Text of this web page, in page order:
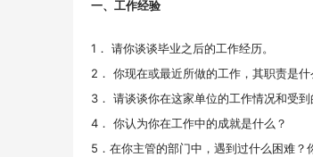
一、工作经验
1． 请你谈谈毕业之后的工作经历。
2． 你现在或最近所做的工作，其职责是
3． 请谈谈你在这家单位的工作情况和受到
4． 你认为你在工作中的成就是什么？
5．在你主管的部门中，遇到过什么困难？